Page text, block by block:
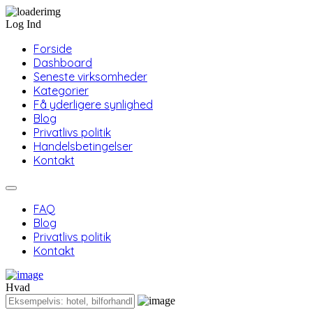
Log Ind
Forside
Dashboard
Seneste virksomheder
Kategorier
Få yderligere synlighed
Blog
Privatlivs politik
Handelsbetingelser
Kontakt
FAQ
Blog
Privatlivs politik
Kontakt
Hvad